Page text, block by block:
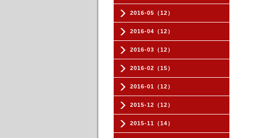
2016-05（12）
2016-04（12）
2016-03（12）
2016-02（15）
2016-01（12）
2015-12（12）
2015-11（14）